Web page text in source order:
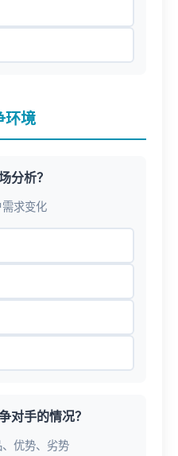
环境
分析？
求变化
对手的情况？
优势、劣势